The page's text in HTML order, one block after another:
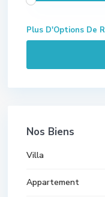
Plus D'Options De
Nos Biens
Villa
Appartement